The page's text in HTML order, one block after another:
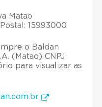
Matao
15993000
o Baldan
(Matao) CNPJ
para visualizar as